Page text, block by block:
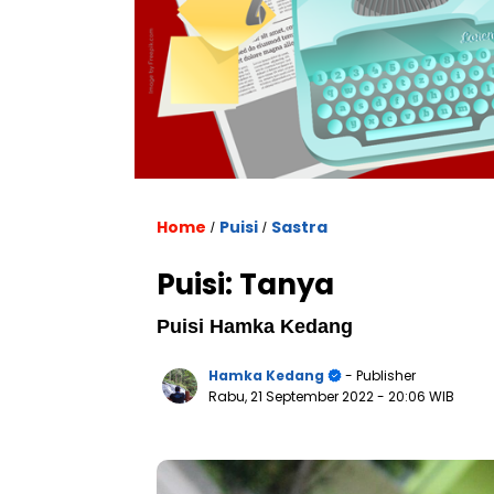
Home / Puisi / Sastra
Puisi: Tanya
Puisi Hamka Kedang
Hamka Kedang
- Publisher
Rabu, 21 September 2022- 20:06 WIB